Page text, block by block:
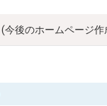
(今後のホームページ作